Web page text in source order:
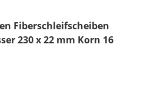
Fiberschleifscheiben
230 x 22 mm Korn 16